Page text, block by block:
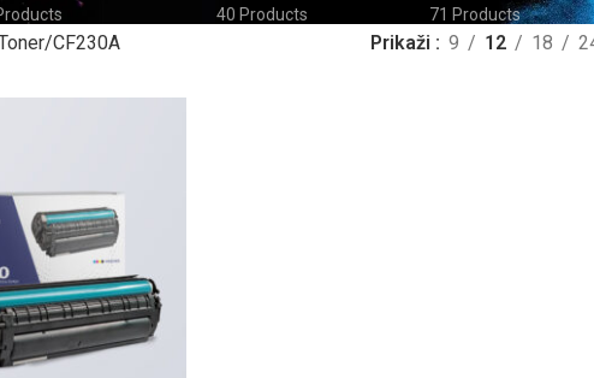
40 Products
71 Products
CF230A Prikaži 9 12 18